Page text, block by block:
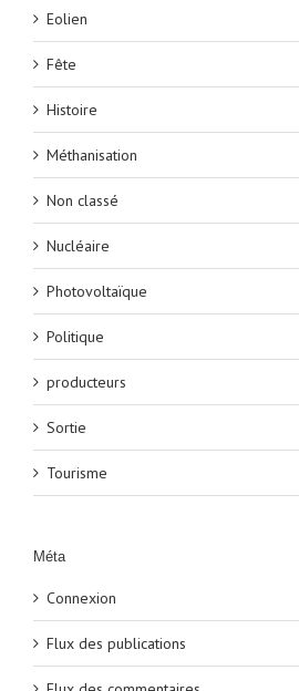
Eolien
Fête
Histoire
Méthanisation
Non classé
Nucléaire
Photovoltaïque
Politique
producteurs
Sortie
Tourisme
Méta
Connexion
Flux des publications